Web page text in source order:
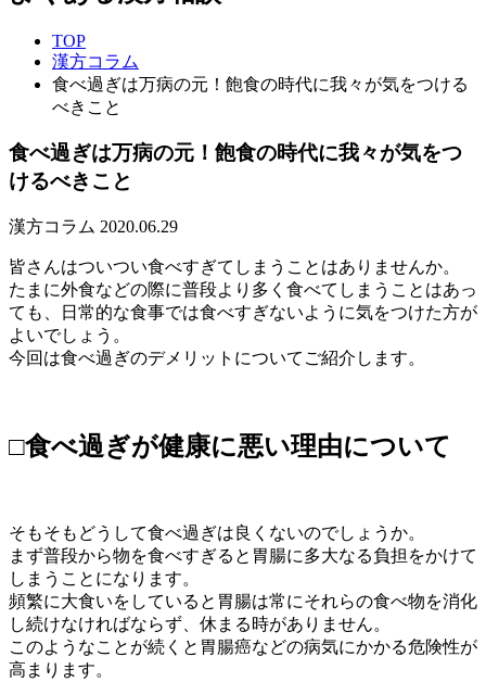
TOP
漢方コラム
食べ過ぎは万病の元！飽食の時代に我々が気をつける
べきこと
食べ過ぎは万病の元！飽食の時代に我々が気をつ
けるべきこと
漢方コラム 2020.06.29
皆さんはついつい食べすぎてしまうことはありませんか。
たまに外食などの際に普段より多く食べてしまうことはあっ
ても、日常的な食事では食べすぎないように気をつけた方が
よいでしょう。
今回は食べ過ぎのデメリットについてご紹介します。
□食べ過ぎが健康に悪い理由について
そもそもどうして食べ過ぎは良くないのでしょうか。
まず普段から物を食べすぎると胃腸に多大なる負担をかけて
しまうことになります。
頻繁に大食いをしていると胃腸は常にそれらの食べ物を消化
し続けなければならず、休まる時がありません。
このようなことが続くと胃腸癌などの病気にかかる危険性が
高まります。